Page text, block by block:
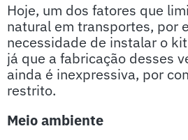
Hoje, um dos fatores que
natural em transportes, por
necessidade de instalar o
já que a fabricação desses
ainda é inexpressiva, por
restrito.
Meio ambiente